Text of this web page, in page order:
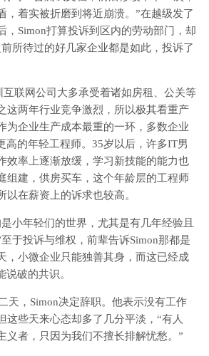
，着实被折磨到将近崩溃。”在越级发了
，Simon打算投诉到区内的劳动部门，却
所待过的好几家企业都是如此，投诉了
互联网公司大多承受着诸如房租、公关等
这两年行业竞争激烈，所以极其看重产
为企业生产成本最重的一环，多数企业
高的年轻工程师。35岁以后，许多IT男
效率上逐渐放缓，学习新技能的能力也
组建，供房买车，这个年龄层的工程师
以在薪资上的诉求也较高。
小年轻们的世界，尤其是有几年经验且
于投诉与维权，前辈告诉Simon那都是
，小微企业只能独善其身，而这已经成
破的共识。
天，Simon决定辞职。他表示没有工作
这些天来心态却多了几分平淡，“有人
义者，只因为我们不擅长排解忧愁。”